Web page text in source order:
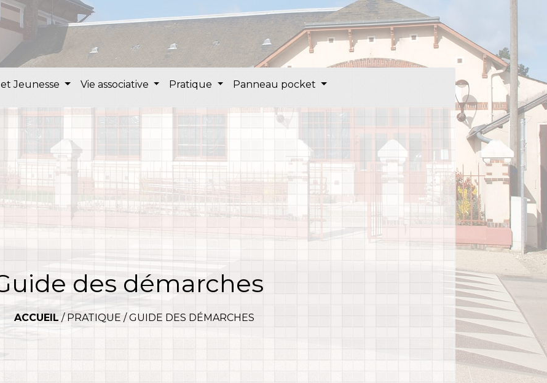
Jeunesse Vie associative Pratique Panneau pocket
des démarches
ACCUEIL/ PRATIQUE/GUIDE DES DÉMARCHES